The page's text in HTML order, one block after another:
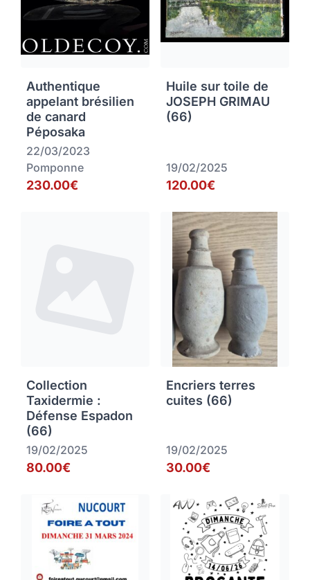
Authentique
appelant brésilien
de canard
Péposaka
22/03/2023
Pomponne
230.00€
Huile sur toile de
JOSEPH GRIMAU
(66)
19/02/2025
120.00€
Collection
Taxidermie :
Défense Espadon
(66)
19/02/2025
80.00€
Encriers terres
cuites (66)
19/02/2025
30.00€